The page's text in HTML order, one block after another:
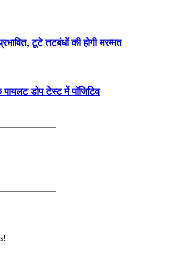
टूटे तटबंधों की होगी मरम्मत
डोप टेस्ट में पॉजिटिव